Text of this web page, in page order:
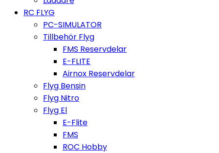
RC FLYG
PC-SIMULATOR
Tillbehör Flyg
FMS Reservdelar
E-FLITE
Airnox Reservdelar
Flyg Bensin
Flyg Nitro
Flyg El
E-Flite
FMS
ROC Hobby